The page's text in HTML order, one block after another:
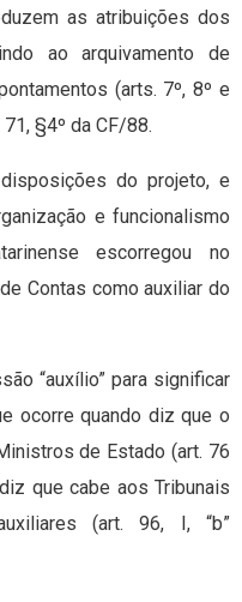
as atribuições dos
ao arquivamento de
(arts. 7º, 8º e
§4º da CF/88.
do projeto, e
e funcionalismo
escorregou no
Contas como auxiliar do
“auxílio” para significar
ocorre quando diz que o
de Estado (art. 76
que cabe aos Tribunais
(art. 96, I, “b”